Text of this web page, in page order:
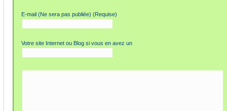
E-mail (Ne sera pas publiée) (Requise)
Votre site Internet ou Blog si vous en avez un